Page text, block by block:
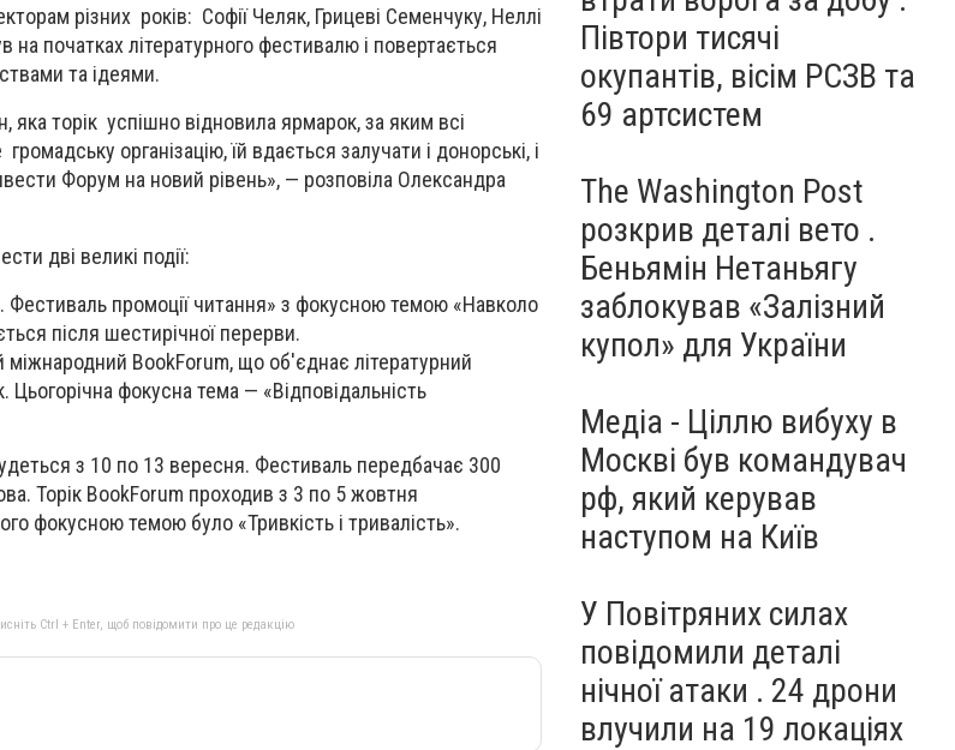
різних років: Софії Челяк, Грицеві Семенчуку, Неллі
на початках літературного фестивалю і повертається
та ідеями.
яка торік успішно відновила ярмарок, за яким всі
організацію, їй вдається залучати і донорські, і
Форум на новий рівень», — розповіла Олександра
дві великі події:
промоції читання» з фокусною темою «Навколо
після шестирічної перерви.
BookForum, що об'єднає літературний
фокусна тема — «Відповідальність
з 10 по 13 вересня. Фестиваль передбачає 300
Торік BookForum проходив з 3 по 5 жовтня
фокусною темою було «Тривкість і тривалість».
Ctrl + Enter, щоб повідомити про це редакцію
Півтори тисячі
окупантів, вісім РСЗВ та
69 артсистем
The Washington Post
розкрив деталі вето .
Беньямін Нетаньягу
заблокував «Залізний
купол» для України
Медіа - Ціллю вибуху в
Москві був командувач
рф, який керував
наступом на Київ
У Повітряних силах
повідомили деталі
нічної атаки . 24 дрони
влучили на 19 локаціях